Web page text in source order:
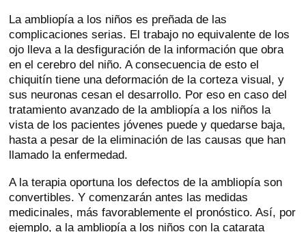
La ambliopía a los niños es preñada de las
complicaciones serias. El trabajo no equivalente de los
ojo lleva a la desfiguración de la información que obra
en el cerebro del niño. A consecuencia de esto el
chiquitín tiene una deformación de la corteza visual, y
sus neuronas cesan el desarrollo. Por eso en caso del
tratamiento avanzado de la ambliopía a los niños la
vista de los pacientes jóvenes puede y quedarse baja,
hasta a pesar de la eliminación de las causas que han
llamado la enfermedad.
A la terapia oportuna los defectos de la ambliopía son
convertibles. Y comenzarán antes las medidas
medicinales, más favorablemente el pronóstico. Así, por
ejemplo, a la ambliopía a los niños con la catarata